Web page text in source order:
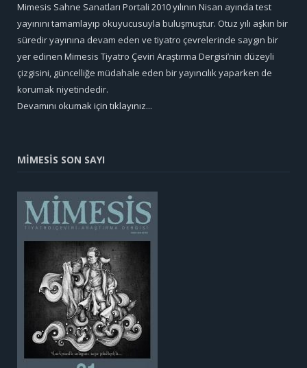
Mimesis Sahne Sanatları Portali 2010 yılının Nisan ayında test
yayınını tamamlayıp okuyucusuyla buluşmuştur. Otuz yılı aşkın bir
süredir yayınına devam eden ve tiyatro çevrelerinde saygın bir
yer edinen Mimesis Tiyatro Çeviri Araştırma Dergisi’nin düzeyli
çizgisini, güncelliğe müdahale eden bir yayıncılık yaparken de
korumak niyetindedir.
Devamını okumak için tıklayınız...
MİMESİS SON SAYI